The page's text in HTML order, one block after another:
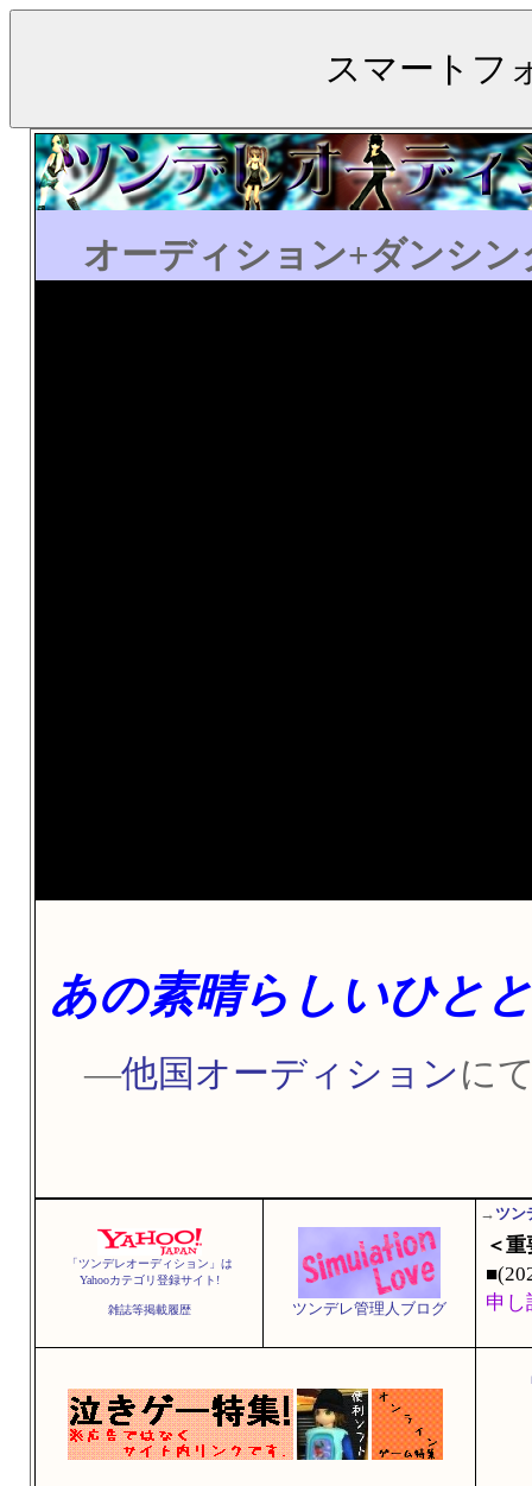
オーディション+ダンシ
あの素晴らしいひと
―他国オーディションに
「ツンデレオーディション」は
Yahooカテゴリ登録サイト!
雑誌等掲載履歴 ツンデレ管理人ブログ
→ ツン